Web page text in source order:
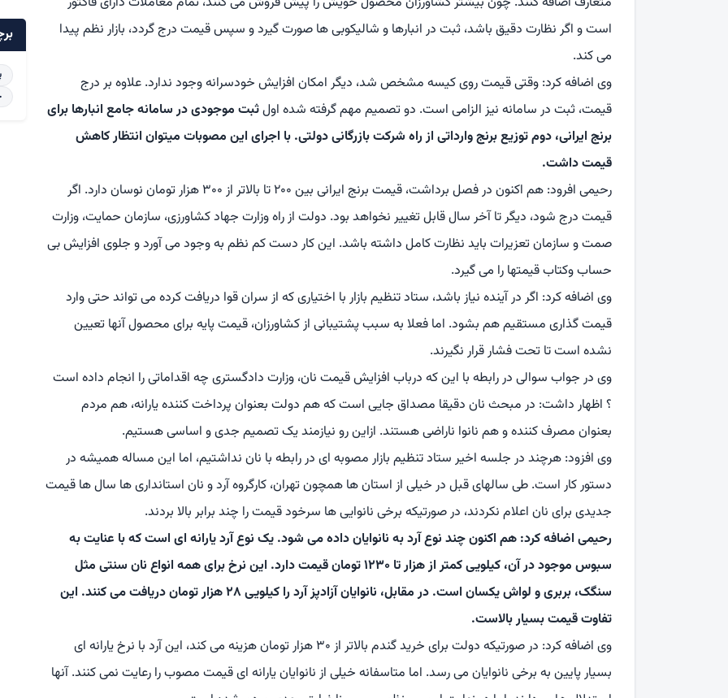
است و اگر نظارت دقیق باشد، ثبت در انبارها و شالیکوبی ها صورت گیرد و سپس قیمت درج گردد، بازار نظم پیدا
می کند.
وی اضافه کرد: وقتی قیمت روی کیسه مشخص شد، دیگر امکان افزایش خودسرانه وجود ندارد. علاوه بر درج
قیمت، ثبت در سامانه نیز الزامی است. دو تصمیم مهم گرفته شده اولثبت موجودی در سامانه جامع انبارها برای
برنج ایرانی، دوم توزیع برنج وارداتی از راه شرکت بازرگانی دولتی. با اجرای این مصوبات میتوان انتظار کاهش
قیمت داشت.
رحیمی افرود: هم اکنون در فصل برداشت، قیمت برنج ایرانی بین ۲۰۰ تا بالاتر از ۳۰۰ هزار تومان نوسان دارد. اگر
قیمت درج شود، دیگر تا آخر سال قابل تغییر نخواهد بود. دولت از راه وزارت جهاد کشاورزی، سازمان حمایت، وزارت
صمت و سازمان تعزیرات باید نظارت کامل داشته باشد. این کار دست کم نظم به وجود می آورد و جلوی افزایش بی
حساب وکتاب قیمتها را می گیرد.
وی اضافه کرد: اگر در آینده نیاز باشد، ستاد تنظیم بازار با اختیاری که از سران قوا دریافت کرده می تواند حتی وارد
قیمت گذاری مستقیم هم بشود. اما فعلا به سبب پشتیبانی از کشاورزان، قیمت پایه برای محصول آنها تعیین
نشده است تا تحت فشار قرار نگیرند.
وی در جواب سوالی در رابطه با این که درباب افزایش قیمت نان، وزارت دادگستری چه اقداماتی را انجام داده است
؟ اظهار داشت: در مبحث نان دقیقا مصداق جایی است که هم دولت بعنوان پرداخت کننده یارانه، هم مردم
بعنوان مصرف کننده و هم نانوا ناراضی هستند. ازاین رو نیازمند یک تصمیم جدی و اساسی هستیم.
وی افزود: هرچند در جلسه اخیر ستاد تنظیم بازار مصوبه ای در رابطه با نان نداشتیم، اما این مساله همیشه در
دستور کار است. طی سالهای قبل در خیلی از استان ها همچون تهران، کارگروه آرد و نان استانداری ها سال ها قیمت
جدیدی برای نان اعلام نکردند، در صورتیکه برخی نانوایی ها سرخود قیمت را چند برابر بالا بردند.
رحیمی اضافه کرد: هم اکنون چند نوع آرد به نانوایان داده می شود. یک نوع آرد یارانه ای است که با عنایت به
سبوس موجود در آن، کیلویی کمتر از هزار تا ۱۲۳۰ تومان قیمت دارد. این نرخ برای همه انواع نان سنتی مثل
سنگک، بربری و لواش یکسان است. در مقابل، نانوایان آزادپز آرد را کیلویی ۲۸ هزار تومان دریافت می کنند. این
تفاوت قیمت بسیار بالاست.
وی اضافه کرد: در صورتیکه دولت برای خرید گندم بالاتر از ۳۰ هزار تومان هزینه می کند، این آرد با نرخ یارانه ای
بسیار پایین به برخی نانوایان می رسد. اما متاسفانه خیلی از نانوایان یارانه ای قیمت مصوب را رعایت نمی کنند. آنها